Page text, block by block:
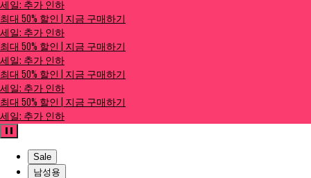
세일: 추가 인하
최대 50% 할인 | 지금 구매하기
세일: 추가 인하
최대 50% 할인 | 지금 구매하기
세일: 추가 인하
최대 50% 할인 | 지금 구매하기
세일: 추가 인하
최대 50% 할인 | 지금 구매하기
세일: 추가 인하
Sale
남성용